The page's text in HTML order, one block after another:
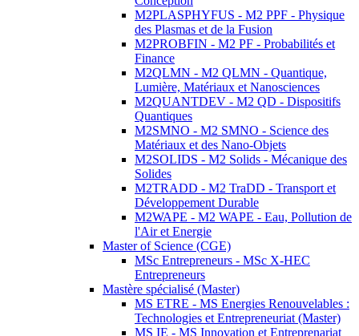
M2PLASPHYFUS - M2 PPF - Physique
des Plasmas et de la Fusion
M2PROBFIN - M2 PF - Probabilités et
Finance
M2QLMN - M2 QLMN - Quantique,
Lumière, Matériaux et Nanosciences
M2QUANTDEV - M2 QD - Dispositifs
Quantiques
M2SMNO - M2 SMNO - Science des
Matériaux et des Nano-Objets
M2SOLIDS - M2 Solids - Mécanique des
Solides
M2TRADD - M2 TraDD - Transport et
Développement Durable
M2WAPE - M2 WAPE - Eau, Pollution de
l'Air et Energie
Master of Science (CGE)
MSc Entrepreneurs - MSc X-HEC
Entrepreneurs
Mastère spécialisé (Master)
MS ETRE - MS Energies Renouvelables :
Technologies et Entrepreneuriat (Master)
MS IE - MS Innovation et Entreprenariat